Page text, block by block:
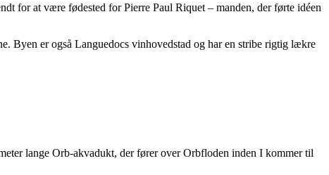
for at være fødested for Pierre Paul Riquet – manden, der førte idéen
Byen er også Languedocs vinhovedstad og har en stribe rigtig lækre
lange Orb-akvadukt, der fører over Orbfloden inden I kommer til